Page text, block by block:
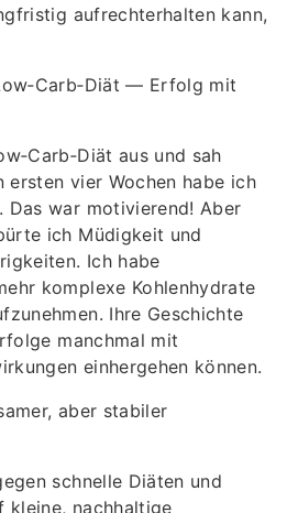
aufrechterhalten kann,
— Erfolg mit
aus und sah
ersten vier Wochen habe ich
Das war motivierend! Aber
ich Müdigkeit und
Ich habe
komplexe Kohlenhydrate
Ihre Geschichte
manchmal mit
einhergehen können.
aber stabiler
schnelle Diäten und
kleine, nachhaltige